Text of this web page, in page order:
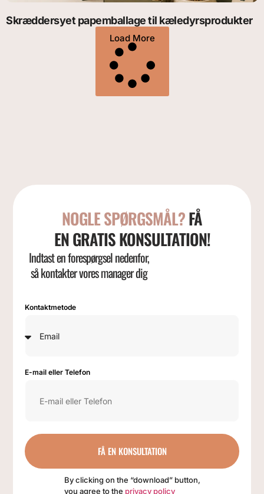
Skræddersyet papemballage til kæledyrsprodukter
Load More
NOGLE SPØRGSMÅL?FÅ
EN GRATIS KONSULTATION!
Indtast en forespørgsel nedenfor,
så kontakter vores manager dig
Kontaktmetode
E-mail eller Telefon
FÅ EN KONSULTATION
By clicking on the “download” button,
you agree to the privacy policy